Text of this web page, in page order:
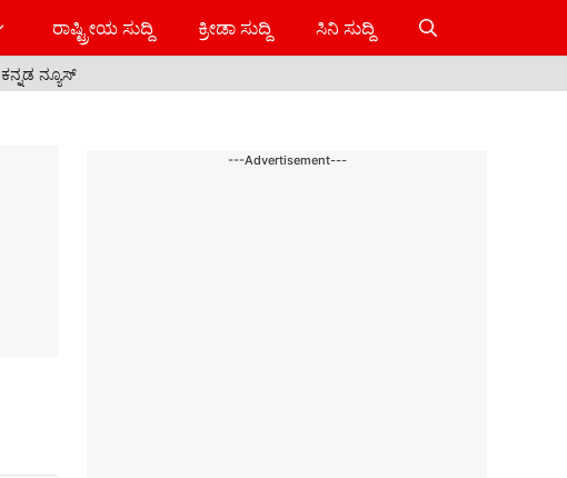
ರಾಷ್ಟ್ರೀಯ ಸುದ್ದಿ ಕ್ರೀಡಾ ಸುದ್ದಿ ಸಿನಿ ಸುದ್ದಿ
ಕನ್ನಡ ನ್ಯೂಸ್
---Advertisement---